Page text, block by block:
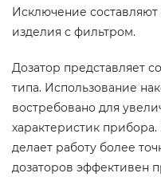
Исключение
изделия с фильтром.
Дозатор представляет
типа. Использование
востребовано для
характеристик
делает работу более
дозаторов эффективен